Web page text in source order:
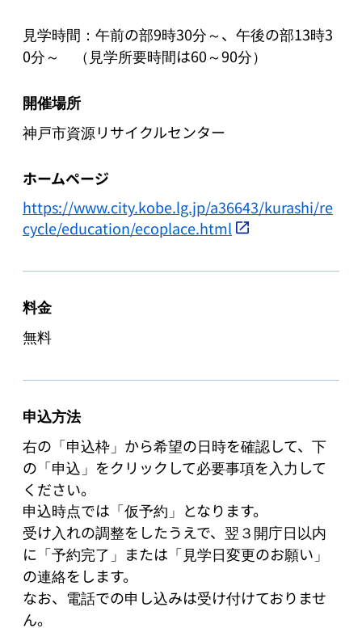
見学時間：午前の部9時30分～、午後の部13時3
0分～　（見学所要時間は60～90分）
開催場所
神戸市資源リサイクルセンター
ホームページ
https://www.city.kobe.lg.jp/a36643/kurashi/re
cycle/education/ecoplace.html
料金
無料
申込方法
右の「申込枠」から希望の日時を確認して、下
の「申込」をクリックして必要事項を入力して
ください。
申込時点では「仮予約」となります。
受け入れの調整をしたうえで、翌３開庁日以内
に「予約完了」または「見学日変更のお願い」
の連絡をします。
なお、電話での申し込みは受け付けておりませ